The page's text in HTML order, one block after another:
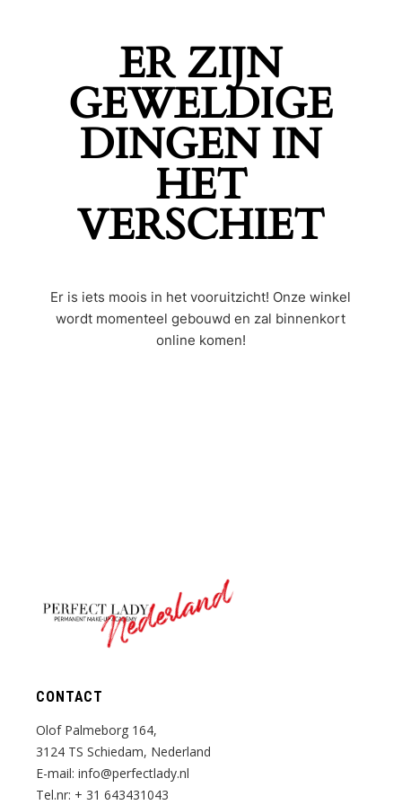
ER ZIJN
GEWELDIGE
DINGEN IN
HET
VERSCHIET
Er is iets moois in het vooruitzicht! Onze winkel
wordt momenteel gebouwd en zal binnenkort
online komen!
Nederland
CONTACT
Olof Palmeborg 164,
3124 TS Schiedam, Nederland
E-mail:info@perfectlady.nl
Tel.nr: + 31 643431043